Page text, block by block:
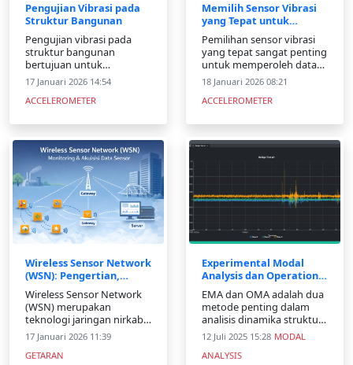
Pengujian Vibrasi pada
Struktur Bangunan
Pengujian vibrasi pada
struktur bangunan
bertujuan untuk
menganalisis respons
dinamik dan mendeteksi
potensi kerusakan
membahas metode,
langkah pengujian, dan
manfaatnya.
17 Januari 2026 14:54
ACCELEROMETER
Memilih Sensor Vibrasi
yang Tepat untuk
Monitoring dan Analisis
Getaran
Pemilihan sensor vibrasi
yang tepat sangat penting
untuk memperoleh data
getaran yang akurat.
Artikel ini membahas
faktor pemilihan sensor
akselerometer dan MEMS.
18 Januari 2026 08:21
ACCELEROMETER
Wireless Sensor Network
(WSN): Pengertian,
Arsitektur, Aplikasi, dan
Tantangan
Wireless Sensor Network
(WSN) merupakan
teknologi jaringan nirkabel
yang terdiri dari node
sensor, gateway, dan
sistem pemantauan.
17 Januari 2026 11:39
GETARAN
Experimental Modal
Analysis dan Operational
Modal Analysis (OMA)
EMA dan OMA adalah dua
metode penting dalam
analisis dinamika struktur.
EMA menggunakan data
eksperimental yang
dihasilkan oleh
12 Juli 2025 15:28 MODAL
ANALYSIS